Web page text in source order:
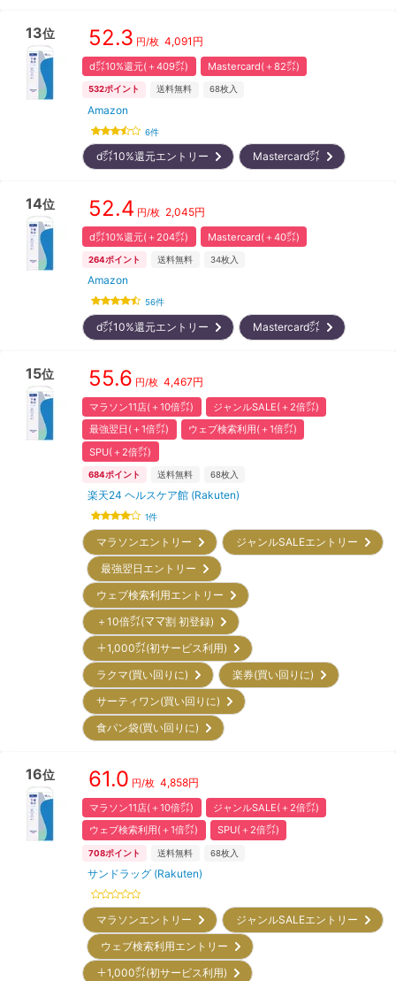
13位 52.3 円/枚 4,091 円
d㌽10%還元(＋409㌽) Mastercard(＋82㌽)
532ポイント 送料無料 68枚入
Amazon
6件
d㌽10%還元エントリー Mastercard㌽
14位 52.4 円/枚 2,045円
d㌽10%還元(＋204㌽) Mastercard(＋40㌽)
264ポイント 送料無料 34枚入
Amazon
56件
d㌽10%還元エントリー Mastercard㌽
15位 55.6 円/枚 4,467円
マラソン11店(＋10倍㌽)
ジャンルSALE(＋2倍㌽)
最強翌日(＋1倍㌽)
ウェブ検索利用(＋1倍㌽)
SPU(＋2倍㌽)
684ポイント 送料無料 68枚入
楽天24 ヘルスケア館 (Rakuten)
1件
マラソンエントリー
ジャンルSALEエントリー
最強翌日エントリー
ウェブ検索利用エントリー
＋10倍㌽(ママ割 初登録)
＋1,000㌽(初サービス利用)
ラクマ(買い回りに)
楽券(買い回りに)
サーティワン(買い回りに)
食パン袋(買い回りに)
16位 61.0 円/枚 4,858円
マラソン11店(＋10倍㌽)
ジャンルSALE(＋2倍㌽)
ウェブ検索利用(＋1倍㌽)
SPU(＋2倍㌽)
708ポイント 送料無料 68枚入
サンドラッグ (Rakuten)
マラソンエントリー
ジャンルSALEエントリー
ウェブ検索利用エントリー
＋1,000㌽(初サービス利用)